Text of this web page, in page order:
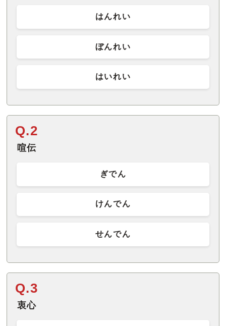
はんれい
ぼんれい
はいれい
Q.2
喧伝
ぎでん
けんでん
せんでん
Q.3
衷心